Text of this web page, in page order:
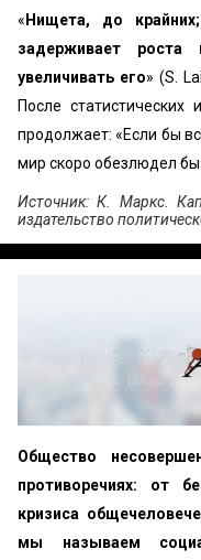
« Нищета, до
задерживает роста
увеличивать его» (S.
После
продолжает: «Если бы
мир скоро обезлюдел
Источник: К. Маркс.
издательство
Общество
противоречиях: от
кризиса
мы называем